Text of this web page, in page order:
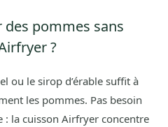
des pommes sans
?
ou le sirop d’érable suffit à
les pommes. Pas besoin
: la cuisson Airfryer concentre